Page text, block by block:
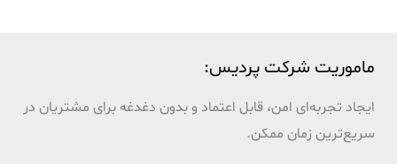
ماموریت شرکت پردیس:
ایجاد تجربه‌ای امن، قابل اعتماد و بدون دغدغه برای مشتریان در
سریع‌ترین زمان ممکن.